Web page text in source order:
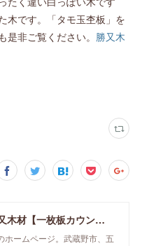
木です。「タモ玉杢板」を
非ご覧ください。 勝又木
東京・吉祥寺の勝又木材【一枚板カウンター】
ホームページ。武蔵野市、五